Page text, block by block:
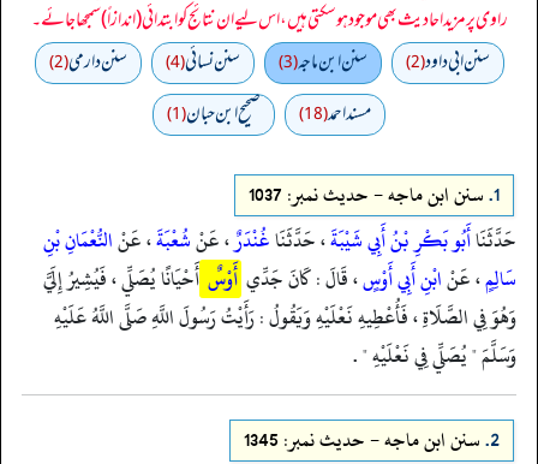
راوی پر مزید احادیث بھی موجود ہو سکتی ہیں، اس لیے ان نتائج کو ابتدائی (اندازاً) سمجھا جائے۔
سنن ابي داود(2) سنن ابن ماجه(3) سنن نسائي(4) سنن دارمي(2)
مسند احمد(18) صحیح ابن حبان(1)
1. سنن ابن ماجه - حدیث نمبر: 1037
حَدَّثَنَاأَبُو بَكْرِ بْنُ أَبِي شَيْبَةَ، حَدَّثَنَاغُنْدَرٌ، عَنْشُعْبَةَ، عَنْالنُّعْمَانِ بْنِ
سَالِمٍ، عَنْابْنِ أَبِي أَوْسٍ، قَالَ : كَانَ جَدِّي أَوْسٌ أَحْيَانًا يُصَلِّي ، فَيُشِيرُ إِلَيَّ
وَهُوَ فِي الصَّلَاةِ ، فَأُعْطِيهِ نَعْلَيْهِ وَيَقُولُ : رَأَيْتُ رَسُولَ اللَّهِ صَلَّى اللَّهُ عَلَيْهِ
وَسَلَّمَ " يُصَلِّي فِي نَعْلَيْهِ " .
2. سنن ابن ماجه - حدیث نمبر: 1345